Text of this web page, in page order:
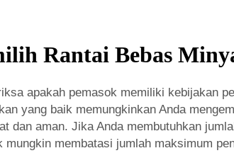
Rantai Bebas
apakah pemasok memiliki kebijakan
yang baik memungkinkan Anda
dan aman. Jika Anda membutuhkan
mungkin membatasi jumlah maksimum